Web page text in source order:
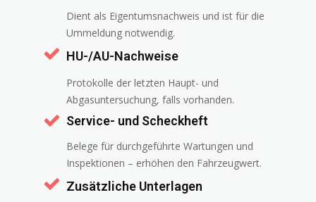
Dient als Eigentumsnachweis und ist für die
Ummeldung notwendig.
HU-/AU-Nachweise
Protokolle der letzten Haupt- und
Abgasuntersuchung, falls vorhanden.
Service- und Scheckheft
Belege für durchgeführte Wartungen und
Inspektionen – erhöhen den Fahrzeugwert.
Zusätzliche Unterlagen